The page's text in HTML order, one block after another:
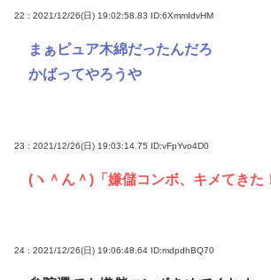
22 : 2021/12/26(日) 19:02:58.83 ID:6XmmIdvHM
まぁピュア木綿だったんだろ
かばってやろうや
23 : 2021/12/26(日) 19:03:14.75 ID:vFpYvo4D0
(ヽ＾ん＾)「嫌儲コンボ、キメてきた
24 : 2021/12/26(日) 19:06:48.64 ID:mdpdhBQ70